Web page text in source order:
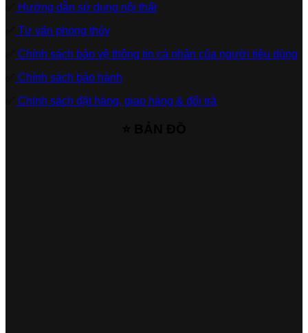
Hướng dẫn sử dụng nội thất
Tư vấn phong thủy
Chính sách bảo vệ thông tin cá nhân của người tiêu dùng
Chính sách bảo hành
Chính sách đặt hàng, giao hàng & đổi trả